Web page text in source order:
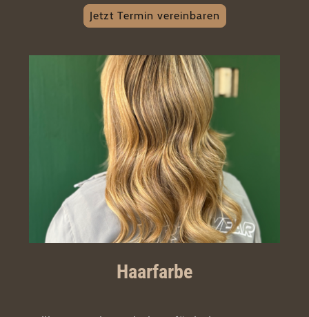
Jetzt Termin vereinbaren
Haarfarbe